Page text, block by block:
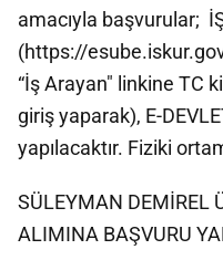
amacıyla başvurular;
(https://
“İş Arayan" linkine TC
giriş yaparak), E-
yapılacaktır. Fiziki
SÜLEYMAN DEMİREL
ALIMINA BAŞVURU